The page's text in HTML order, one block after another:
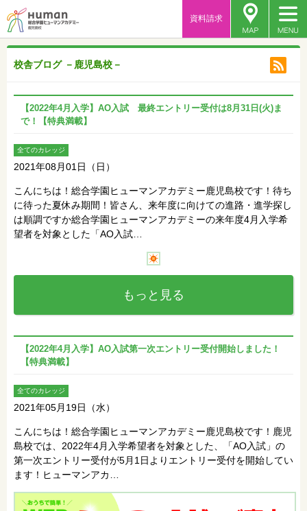
資料請求
校舎ブログ －鹿児島校－
【2022年4月入学】AO入試 最終エントリー受付は8月31日(火)ま
で！【特典満載】
全てのカレッジ
2021年08月01日（日）
こんにちは！総合学園ヒューマンアカデミー鹿児島校です！待ち
に待った夏休み期間！皆さん、来年度に向けての進路・進学探し
は順調ですか総合学園ヒューマンアカデミーの来年度4月入学希
望者を対象とした「AO入試…
もっと見る
【2022年4月入学】AO入試第一次エントリー受付開始しました！
【特典満載】
全てのカレッジ
2021年05月19日（水）
こんにちは！総合学園ヒューマンアカデミー鹿児島校です！鹿児
島校では、2022年4月入学希望者を対象とした、「AO入試」の
第一次エントリー受付が5月1日よりエントリー受付を開始してい
ます！ヒューマンアカ…